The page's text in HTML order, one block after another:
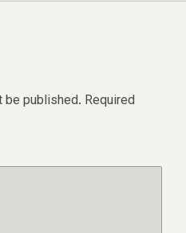
be published. Required